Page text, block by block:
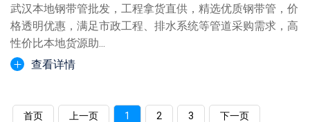
武汉本地钢带管批发，工程拿货直供，精选优质钢带管，价
格透明优惠，满足市政工程、排水系统等管道采购需求，高
性价比本地货源助...
查看详情
首页 上一页 1 2 3
下一页